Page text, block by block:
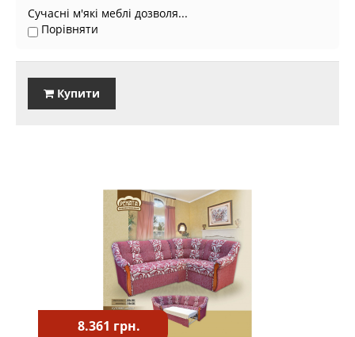
Сучасні м'які меблі дозволя...
Порівняти
Купити
8.361 грн.